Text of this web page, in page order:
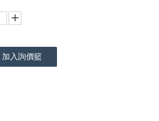
加入詢價籃